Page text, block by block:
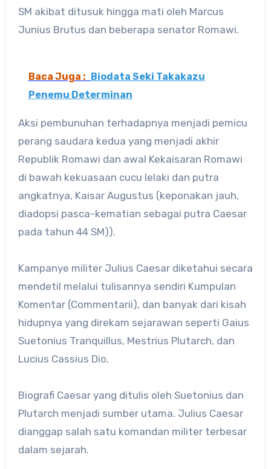
SM akibat ditusuk hingga mati oleh Marcus
Junius Brutus dan beberapa senator Romawi.
Baca Juga : Biodata Seki Takakazu
Penemu Determinan
Aksi pembunuhan terhadapnya menjadi pemicu
perang saudara kedua yang menjadi akhir
Republik Romawi dan awal Kekaisaran Romawi
di bawah kekuasaan cucu lelaki dan putra
angkatnya, Kaisar Augustus (keponakan jauh,
diadopsi pasca-kematian sebagai putra Caesar
pada tahun 44 SM)).
Kampanye militer Julius Caesar diketahui secara
mendetil melalui tulisannya sendiri Kumpulan
Komentar (Commentarii), dan banyak dari kisah
hidupnya yang direkam sejarawan seperti Gaius
Suetonius Tranquillus, Mestrius Plutarch, dan
Lucius Cassius Dio.
Biografi Caesar yang ditulis oleh Suetonius dan
Plutarch menjadi sumber utama. Julius Caesar
dianggap salah satu komandan militer terbesar
dalam sejarah.